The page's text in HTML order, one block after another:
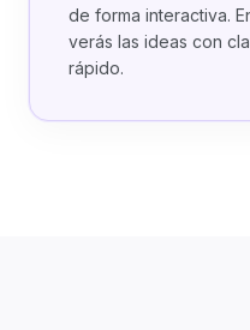
de forma interactiva.
verás las ideas con
rápido.